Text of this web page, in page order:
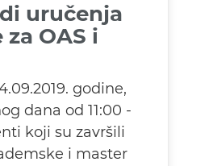
uručenja
OAS i
godine,
dana od 11:00 -
koji su završili
i master